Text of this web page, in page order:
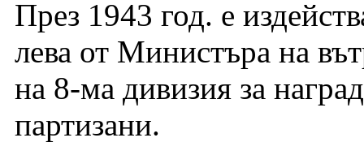
През 1943 год. е
лева от Министъра на
на 8-ма дивизия за
партизани.